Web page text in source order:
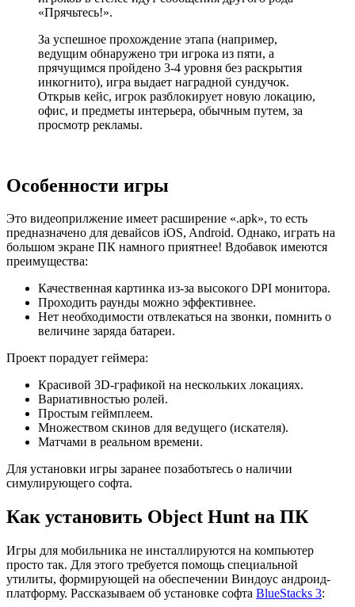
«Прячьтесь!».
За успешное прохождение этапа (например,
ведущим обнаружено три игрока из пяти, а
прячущимся пройдено 3-4 уровня без раскрытия
инкогнито), игра выдает наградной сундучок.
Открыв кейс, игрок разблокирует новую локацию,
офис, и предметы интерьера, обычным путем, за
просмотр рекламы.
Особенности игры
Это видеоприлжение имеет расширение «.apk», то есть
предназначено для девайсов iOS, Android. Однако, играть на
большом экране ПК намного приятнее! Вдобавок имеются
преимущества:
Качественная картинка из-за высокого DPI монитора.
Проходить раунды можно эффективнее.
Нет необходимости отвлекаться на звонки, помнить о
величине заряда батареи.
Проект порадует геймера:
Красивой 3D-графикой на нескольких локациях.
Вариативностью ролей.
Простым геймплеем.
Множеством скинов для ведущего (искателя).
Матчами в реальном времени.
Для установки игры заранее позаботьтесь о наличии
симулирующего софта.
Как установить Object Hunt на ПК
Игры для мобильника не инсталлируются на компьютер
просто так. Для этого требуется помощь специальной
утилиты, формирующей на обеспечении Виндоус андроид-
платформу. Рассказываем об установке софта BlueStacks 3: